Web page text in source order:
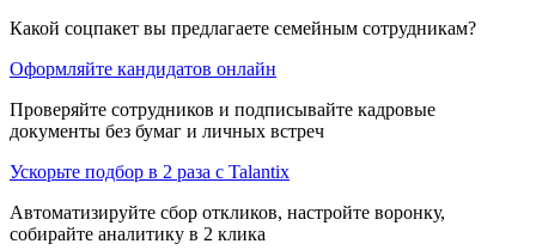
Какой соцпакет вы предлагаете семейным сотрудникам?
Оформляйте кандидатов онлайн
Проверяйте сотрудников и подписывайте кадровые
документы без бумаг и личных встреч
Ускорьте подбор в 2 раза с Talantix
Автоматизируйте сбор откликов, настройте воронку,
собирайте аналитику в 2 клика